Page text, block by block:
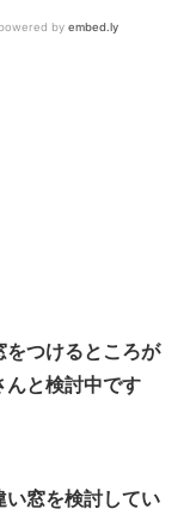
をつけるところが
んと検討中です
い窓を検討してい